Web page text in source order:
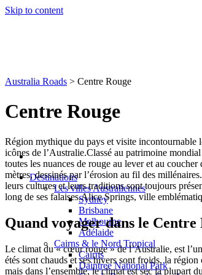
Skip to content
Destinations
Les villes Australiennes
Sydney
Brisbane
Melbourne
Adélaide
Cairns & le Nord Tropical
Cairns
Daintree National Park
Australia Roads > Centre Rouge
Centre Rouge
Région mythique du pays et visite incontournable
icônes de l’Australie.Classé au patrimoine
toutes les nuances de rouge au lever et au
mètres, dessinés par l’érosion au fil des
leurs cultures et leurs traditions sont toujours
long de ses falaises.Alice Springs, ville
Quand voyager dans le Centre
Le climat du « cœur rouge » de l’Australie, est
étés sont chauds et ses hivers sont froids, la
mais dans l’ensemble, le climat est sec la plupart